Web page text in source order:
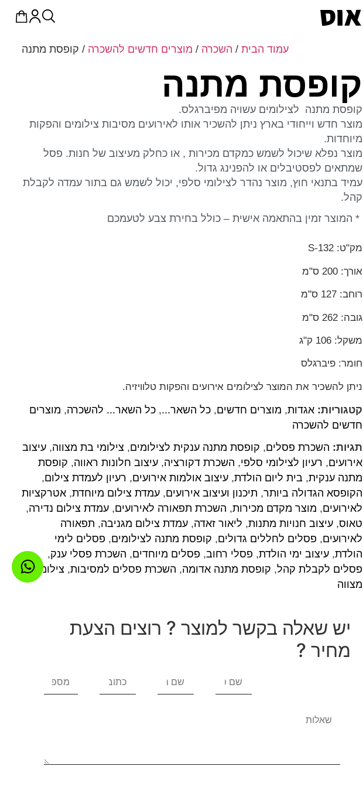
עמוד הבית / השכרה / מוצרים חדשים להשכרה / קופסת מתנה
קופסת מתנה
קופסת מתנה לצילומים עשויה מפיברגלס.
מוצר חדש וייחודי בארץ ניתן להשכיר אותו לאירועים מסיבות צילומים והפקות
מיוחדות.
מוצר נפלא שיכול לשמש כמקדם מכירות , או כחלק מעיצוב של חנות. פסל
שמתאים לפסטיבלים או להפנינג גדול.
עמיד בתנאי חוץ, מוצר נהדר לצילומי סלפי, יכול לשמש גם בתור עמדה לקבלת
קהל.
* המוצר זמין בהתאמה אישית – כולל בחירת צבע לטעמכם
מק"ט: S-132
אורך: 200 ס"מ
רוחב: 127 ס"מ
גובה: 262 ס"מ
משקל: 106 ק"ג
חומר: פיברגלס
ניתן להשכיר את המוצר לצילומים אירועים והפקות טלוויזיה.
קטגוריות: אגדות, מוצרים חדשים, כל השאר..., כל השאר... להשכרה, מוצרים
חדשים להשכרה
תגיות: השכרת פסלים, קופסת מתנה ענקית לצילומים, צילומי בת מצווה, עיצוב
אירועים, רעיון לצילומי סלפי, השכרת דקורציה, עיצוב חלונות ראווה, קופסת
מתנה ענקית, בית ליום הולדת, עיצוב אולמות אירועים, רעיון לעמדת צילום,
הקופסא הגדולה ביותר, תיכנון ועיצוב אירועים, עמדת צילום מיוחדת, אטרקציות
לאירועים, מוצר מקדם מכירות, השכרת תפאורה לאירועים, עמדת צילום נדירה,
טאוס, עיצוב חנויות מתנות, ליאור זאדה, עמדת צילום מגניבה, תפאורה
לאירועים, פסלים לחללים גדולים, קופסת מתנה לצילומים, פסלים לימי
הולדת, עיצוב ימי הולדת, פסלי רחוב, פסלים מיוחדים, השכרת פסלי ענק,
פסלים לקבלת קהל, קופסת מתנה אדומה, השכרת פסלים למסיבות, צילומי בר
מצווה
יש שאלה בקשר למוצר ? רוצים הצעת
מחיר ?